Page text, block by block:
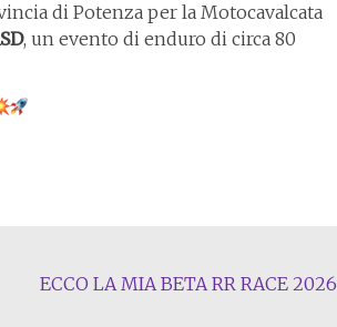
di Potenza per la Motocavalcata
, un evento di enduro di circa 80
ECCO LA MIA BETA RR RACE 2026